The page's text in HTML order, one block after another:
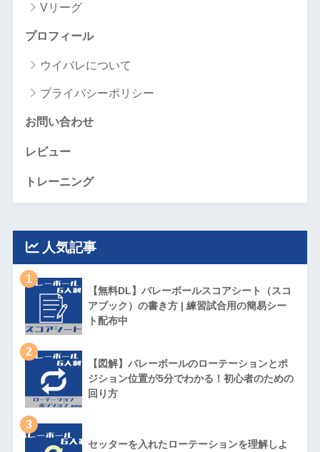
Vリーグ
プロフィール
ウイバレについて
プライバシーポリシー
お問い合わせ
レビュー
トレーニング
人気記事
1
【無料DL】バレーボールスコアシート（スコ
アブック）の書き方 | 練習試合用の簡易シー
ト配布中
2
【図解】バレーボールのローテーションとポ
ジション位置が5分でわかる！初心者のための
回り方
3
セッターを入れたローテーションを理解しよ